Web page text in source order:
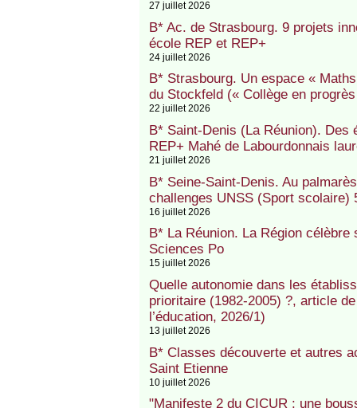
27 juillet 2026
B* Ac. de Strasbourg. 9 projets
école REP et REP+
24 juillet 2026
B* Strasbourg. Un espace «
du Stockfeld (« Collège en
22 juillet 2026
B* Saint-Denis (La Réunion). Des
REP+ Mahé de Labourdonnais
21 juillet 2026
B* Seine-Saint-Denis. Au
challenges UNSS (Sport scolaire)
16 juillet 2026
B* La Réunion. La Région
Sciences Po
15 juillet 2026
Quelle autonomie dans les
prioritaire (1982-2005) ?, article
l’éducation, 2026/1)
13 juillet 2026
B* Classes découverte et autres
Saint Etienne
10 juillet 2026
"Manifeste 2 du CICUR : une